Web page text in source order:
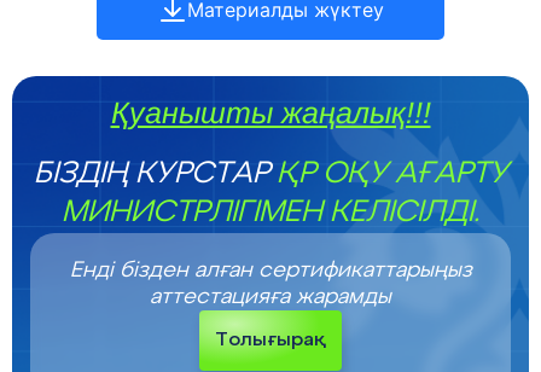
Материалды жүктеу
Қуанышты жаңалық!!!
БІЗДІҢ КУРСТАРҚР ОҚУ АҒАРТУ
МИНИСТРЛІГІМЕН КЕЛІСІЛДІ.
Енді бізден алған сертификаттарыңыз
аттестацияға жарамды
Толығырақ